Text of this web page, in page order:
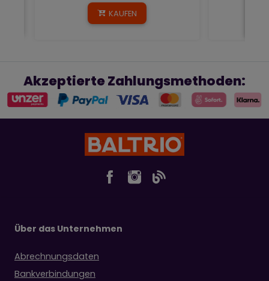
KAUFEN
Akzeptierte Zahlungsmethoden:
Über das Unternehmen
Abrechnungsdaten
Bankverbindungen